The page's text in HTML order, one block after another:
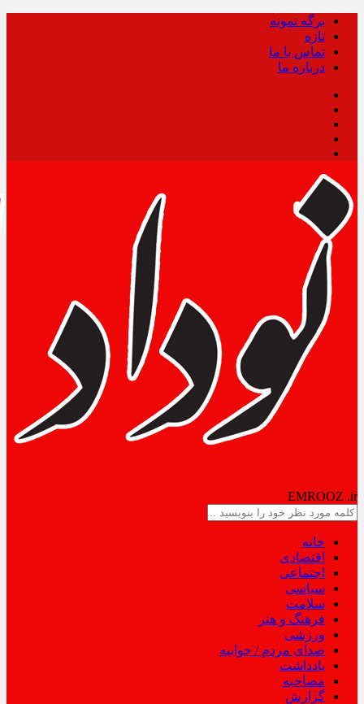
برگه نمونه
تازه
تماس با ما
درباره ما
EMROOZ .ir
خانه
اقتصادی
اجتماعی
سیاسی
سلامت
فرهنگ و هنر
ورزشی
صدای مردم / جوابیه
یادداشت
مصاحبه
گزارش